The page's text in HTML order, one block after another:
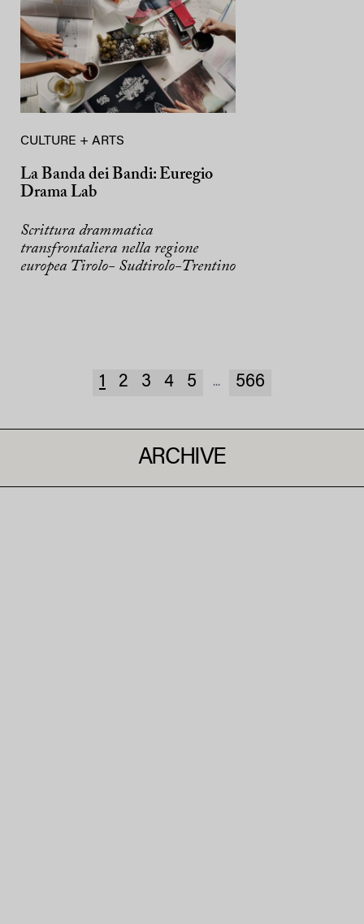
CULTURE + ARTS
La Banda dei Bandi: Euregio
Drama Lab
Scrittura drammatica
transfrontaliera nella regione
europea Tirolo- Sudtirolo-Trentino
1 2 3 4 5 ... 566
ARCHIVE